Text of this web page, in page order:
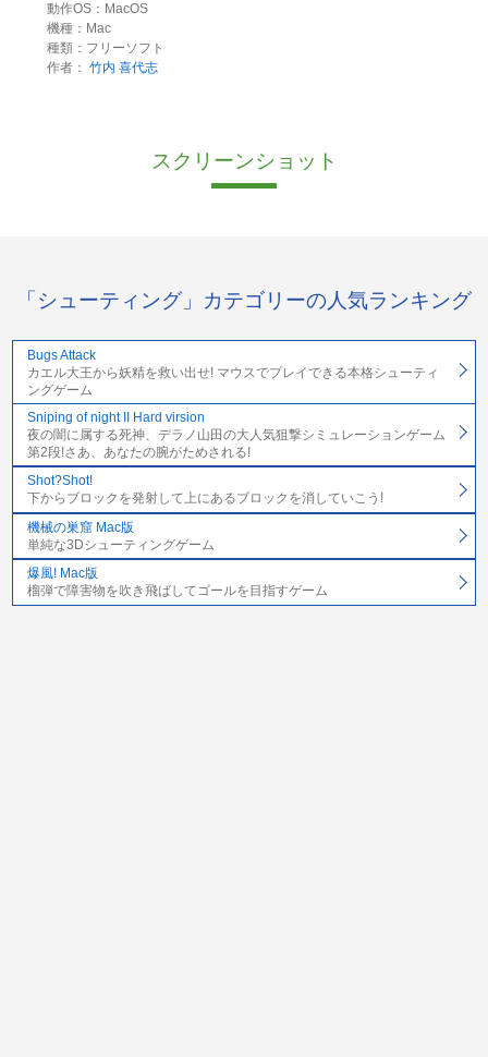
動作OS：MacOS
機種：Mac
種類：フリーソフト
作者： 竹内 喜代志
スクリーンショット
「シューティング」カテゴリーの人気ランキング
Bugs Attack
カエル大王から妖精を救い出せ! マウスでプレイできる本格シューティ
ングゲーム
Sniping of night II Hard virsion
夜の闇に属する死神、デラノ山田の大人気狙撃シミュレーションゲーム
第2段!さあ、あなたの腕がためされる!
Shot?Shot!
下からブロックを発射して上にあるブロックを消していこう!
機械の巣窟 Mac版
単純な3Dシューティングゲーム
爆風! Mac版
榴弾で障害物を吹き飛ばしてゴールを目指すゲーム